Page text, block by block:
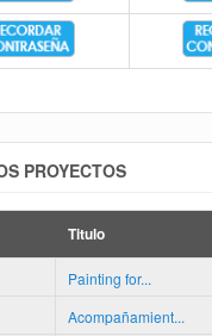
PROYECTOS
Titulo
Painting for...
Acompañamient...